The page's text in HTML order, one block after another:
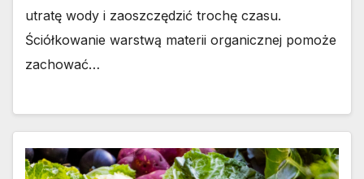
utratę wody i zaoszczędzić trochę czasu.
Ściółkowanie warstwą materii organicznej pomoże
zachować…